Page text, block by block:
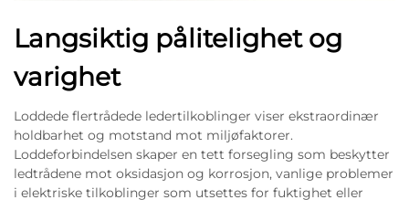
Langsiktig pålitelighet og
varighet
Loddede flertrådede ledertilkoblinger viser ekstraordinær
holdbarhet og motstand mot miljøfaktorer.
Loddeforbindelsen skaper en tett forsegling som beskytter
ledtrådene mot oksidasjon og korrosjon, vanlige problemer
i elektriske tilkoblinger som utsettes for fuktighet eller